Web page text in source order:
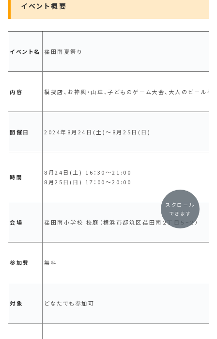
イベント概要
イベント名 荏田南夏祭り
内容 模擬店、お神輿・山車、子どものゲーム大会、大人のビール早
開催日 2024年8月24日(土)〜8月25日(日)
時間
8月24日(土) 16：30～21:00
8月25日(日) 17：00～20:00
会場 荏田南小学校 校庭（横浜市都筑区荏田南２丁目５−２）
参加費 無料
対象 どなたでも参加可
スクロール
できます